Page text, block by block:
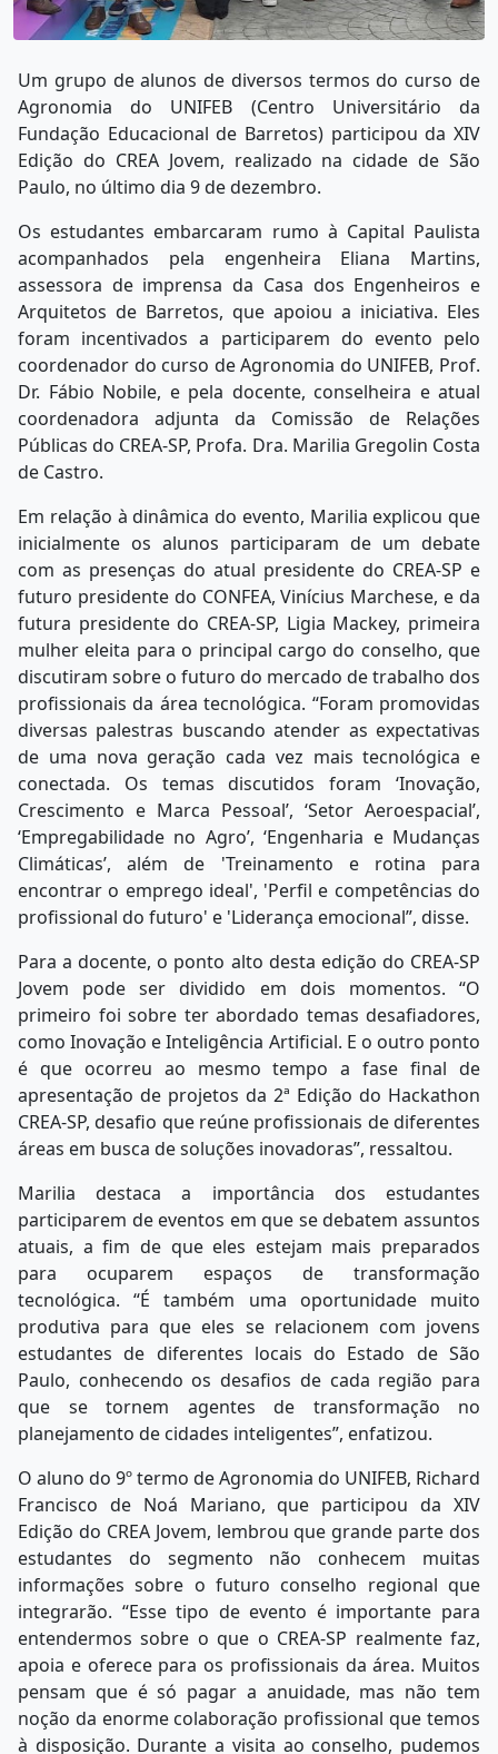
Um grupo de alunos de diversos termos do curso de
Agronomia do UNIFEB (Centro Universitário da
Fundação Educacional de Barretos) participou da XIV
Edição do CREA Jovem, realizado na cidade de São
Paulo, no último dia 9 de dezembro.
Os estudantes embarcaram rumo à Capital Paulista
acompanhados pela engenheira Eliana Martins,
assessora de imprensa da Casa dos Engenheiros e
Arquitetos de Barretos, que apoiou a iniciativa. Eles
foram incentivados a participarem do evento pelo
coordenador do curso de Agronomia do UNIFEB, Prof.
Dr. Fábio Nobile, e pela docente, conselheira e atual
coordenadora adjunta da Comissão de Relações
Públicas do CREA-SP, Profa. Dra. Marilia Gregolin Costa
de Castro.
Em relação à dinâmica do evento, Marilia explicou que
inicialmente os alunos participaram de um debate
com as presenças do atual presidente do CREA-SP e
futuro presidente do CONFEA, Vinícius Marchese, e da
futura presidente do CREA-SP, Ligia Mackey, primeira
mulher eleita para o principal cargo do conselho, que
discutiram sobre o futuro do mercado de trabalho dos
profissionais da área tecnológica. “Foram promovidas
diversas palestras buscando atender as expectativas
de uma nova geração cada vez mais tecnológica e
conectada. Os temas discutidos foram ‘Inovação,
Crescimento e Marca Pessoal’, ‘Setor Aeroespacial’,
‘Empregabilidade no Agro’, ‘Engenharia e Mudanças
Climáticas’, além de 'Treinamento e rotina para
encontrar o emprego ideal', 'Perfil e competências do
profissional do futuro' e 'Liderança emocional”, disse.
Para a docente, o ponto alto desta edição do CREA-SP
Jovem pode ser dividido em dois momentos. “O
primeiro foi sobre ter abordado temas desafiadores,
como Inovação e Inteligência Artificial. E o outro ponto
é que ocorreu ao mesmo tempo a fase final de
apresentação de projetos da 2ª Edição do Hackathon
CREA-SP, desafio que reúne profissionais de diferentes
áreas em busca de soluções inovadoras”, ressaltou.
Marilia destaca a importância dos estudantes
participarem de eventos em que se debatem assuntos
atuais, a fim de que eles estejam mais preparados
para ocuparem espaços de transformação
tecnológica. “É também uma oportunidade muito
produtiva para que eles se relacionem com jovens
estudantes de diferentes locais do Estado de São
Paulo, conhecendo os desafios de cada região para
que se tornem agentes de transformação no
planejamento de cidades inteligentes”, enfatizou.
O aluno do 9º termo de Agronomia do UNIFEB, Richard
Francisco de Noá Mariano, que participou da XIV
Edição do CREA Jovem, lembrou que grande parte dos
estudantes do segmento não conhecem muitas
informações sobre o futuro conselho regional que
integrarão. “Esse tipo de evento é importante para
entendermos sobre o que o CREA-SP realmente faz,
apoia e oferece para os profissionais da área. Muitos
pensam que é só pagar a anuidade, mas não tem
noção da enorme colaboração profissional que temos
à disposição. Durante a visita ao conselho, pudemos